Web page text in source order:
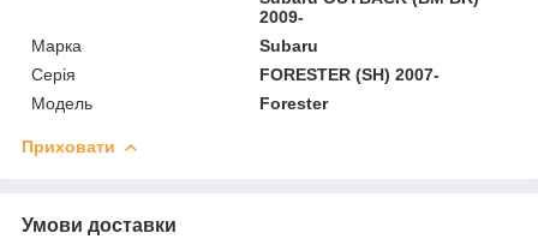
2009-
Марка
Subaru
Серія
FORESTER (SH) 2007-
Модель
Forester
Приховати
Умови доставки